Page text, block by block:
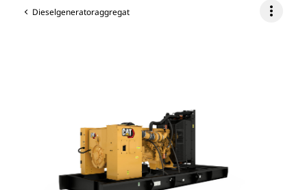
Dieselgeneratoraggregat more_vert